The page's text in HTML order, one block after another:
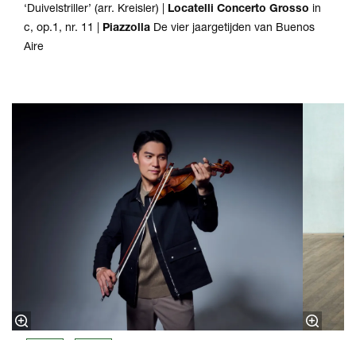
‘Duivelstriller’ (arr. Kreisler) | Locatelli Concerto Grosso in
c, op.1, nr. 11 | Piazzolla De vier jaargetijden van Buenos
Aire